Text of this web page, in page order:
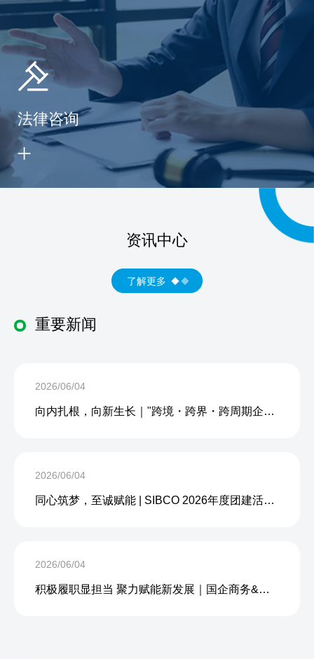
法律咨询
资讯中心
了解更多
重要新闻
2026/06/04
向内扎根，向新生长｜"跨境・跨界・跨周期企业内生力沙龙"成功举办
2026/06/04
同心筑梦，至诚赋能 | SIBCO 2026年度团建活动圆满收官
2026/06/04
积极履职显担当 聚力赋能新发展｜国企商务&中企人力出席上海现代服务业联合会第五届会员大会第三次会议暨2026服务业高质量发展大会